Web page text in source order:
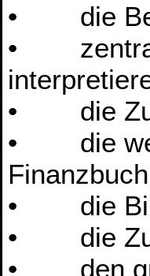
• die
• zentrale
• die
• die
• die
• die
• den